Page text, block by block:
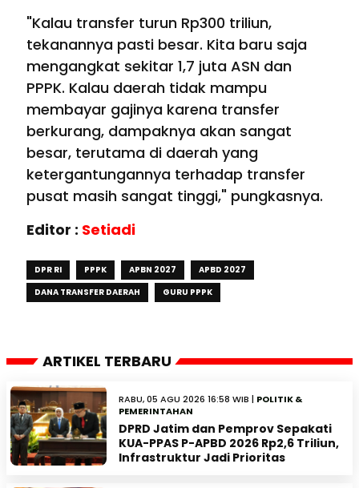
"Kalau transfer turun Rp300 triliun,
tekanannya pasti besar. Kita baru saja
mengangkat sekitar 1,7 juta ASN dan
PPPK. Kalau daerah tidak mampu
membayar gajinya karena transfer
berkurang, dampaknya akan sangat
besar, terutama di daerah yang
ketergantungannya terhadap transfer
pusat masih sangat tinggi," pungkasnya.
Editor : Setiadi
DPR RI PPPK APBN 2027
APBD 2027
DANA TRANSFER DAERAH
GURU PPPK
ARTIKEL TERBARU
RABU, 05 AGU 2026 16:58 WIB | POLITIK &
PEMERINTAHAN
DPRD Jatim dan Pemprov Sepakati
KUA-PPAS P-APBD 2026 Rp2,6 Triliun,
Infrastruktur Jadi Prioritas